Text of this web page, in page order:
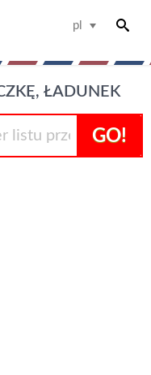
pl
ŁADUNEK
GO!